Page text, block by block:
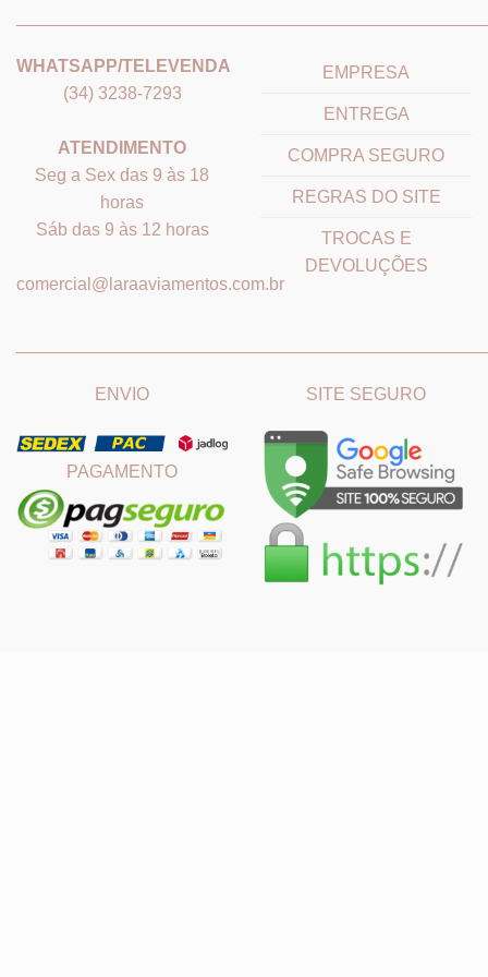
WHATSAPP/TELEVENDA
(34) 3238-7293
ATENDIMENTO
Seg a Sex das 9 às 18
horas
Sáb das 9 às 12 horas
comercial@laraaviamentos.com.br
EMPRESA
ENTREGA
COMPRA SEGURO
REGRAS DO SITE
TROCAS E
DEVOLUÇÕES
ENVIO
PAGAMENTO
SITE SEGURO